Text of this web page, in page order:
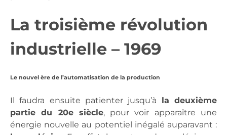
La troisième révolution
industrielle – 1969
Le nouvel ère de l’automatisation de la production
Il faudra ensuite patienter jusqu’à
la deuxième
partie du 20e siècle, pour voir apparaître une
énergie nouvelle au potentiel inégalé auparavant :